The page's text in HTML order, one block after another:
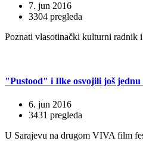
7. jun 2016
3304 pregleda
Poznati vlasotinački kulturni radnik
"Pustood" i Ilke osvojili još jednu
6. jun 2016
3431 pregleda
U Sarajevu na drugom VIVA film